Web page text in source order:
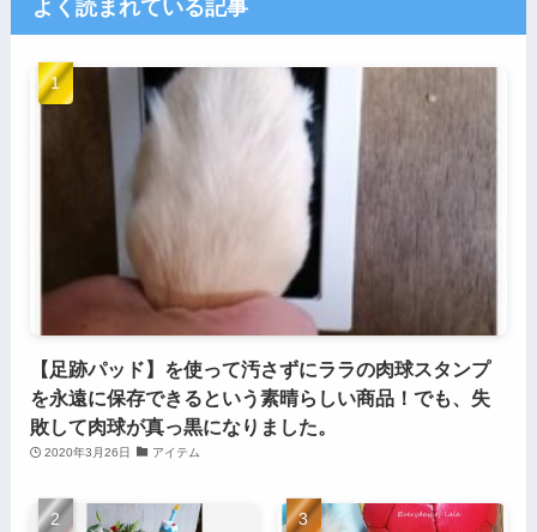
よく読まれている記事
【足跡パッド】を使って汚さずにララの肉球スタンプ
を永遠に保存できるという素晴らしい商品！でも、失
敗して肉球が真っ黒になりました。
2020年3月26日 アイテム